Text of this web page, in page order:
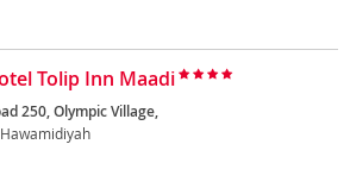
Tolip Inn Maadi
250, Olympic Village,